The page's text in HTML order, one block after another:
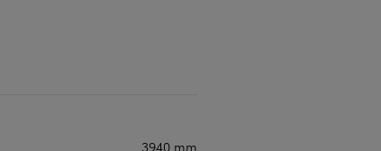
3940 mm